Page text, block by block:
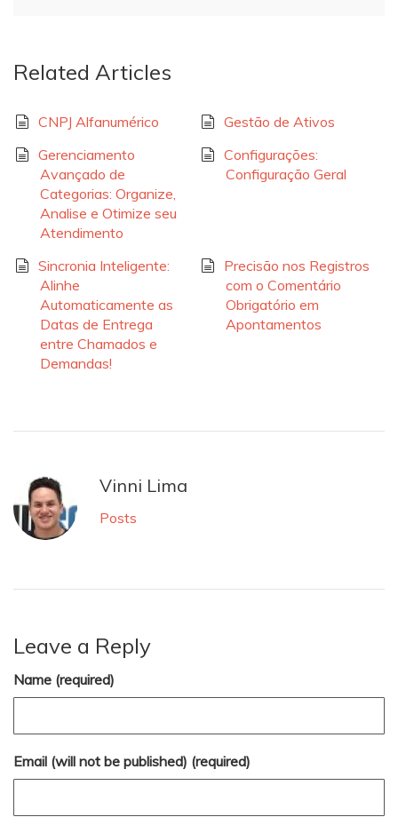
Related Articles
CNPJ Alfanumérico
Gestão de Ativos
Gerenciamento
Avançado de
Categorias: Organize,
Analise e Otimize seu
Atendimento
Configurações:
Configuração Geral
Sincronia Inteligente:
Alinhe
Automaticamente as
Datas de Entrega
entre Chamados e
Demandas!
Precisão nos Registros
com o Comentário
Obrigatório em
Apontamentos
Vinni Lima
Posts
Leave a Reply
Name (required)
Email (will not be published) (required)